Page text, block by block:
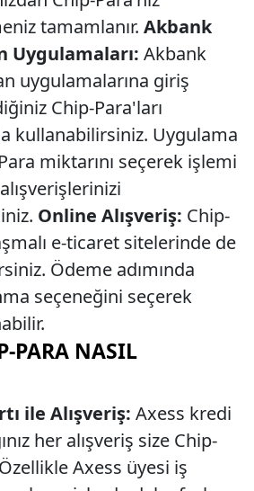
tamamlanır. Akbank
Uygulamaları: Akbank
uygulamalarına giriş
Chip-Para'ları
kullanabilirsiniz. Uygulama
miktarını seçerek işlemi
Online Alışveriş: Chip-
e-ticaret sitelerinde de
Ödeme adımında
seçeneğini seçerek
PARA NASIL
ile Alışveriş: Axess kredi
her alışveriş size Chip-
Axess üyesi iş